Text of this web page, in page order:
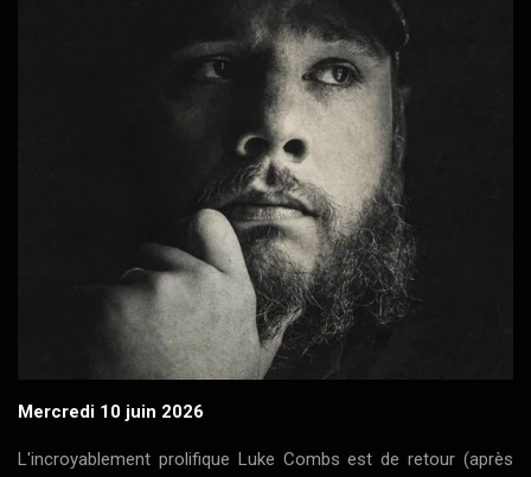
Mercredi 10 juin 2026
L'incroyablement prolifique Luke Combs est de retour (après